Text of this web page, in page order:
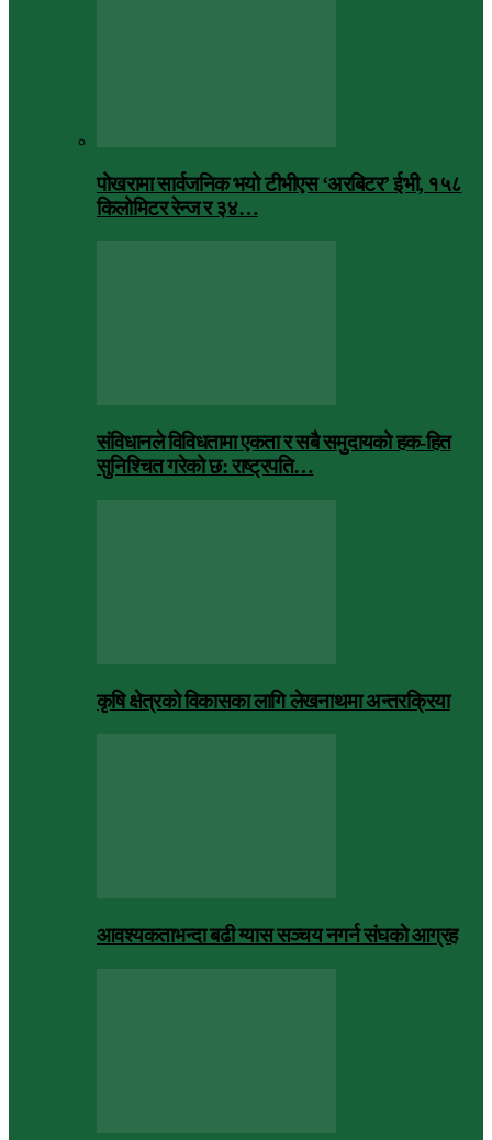
पोखरामा सार्वजनिक भयो टीभीएस ‘अरबिटर’ ईभी, १५८
किलोमिटर रेन्ज र ३४…
संविधानले विविधतामा एकता र सबै समुदायको हक-हित
सुनिश्चित गरेको छ: राष्ट्रपति…
कृषि क्षेत्रको विकासका लागि लेखनाथमा अन्तरक्रिया
आवश्यकताभन्दा बढी ग्यास सञ्चय नगर्न संघकाे आग्रह